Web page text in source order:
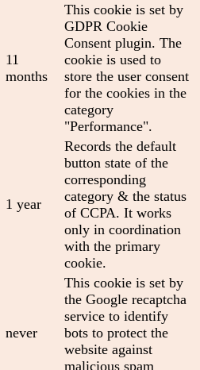
11
months
This cookie is set by
GDPR Cookie
Consent plugin. The
cookie is used to
store the user consent
for the cookies in the
category
"Performance".
1 year
Records the default
button state of the
corresponding
category & the status
of CCPA. It works
only in coordination
with the primary
cookie.
never
This cookie is set by
the Google recaptcha
service to identify
bots to protect the
website against
malicious spam